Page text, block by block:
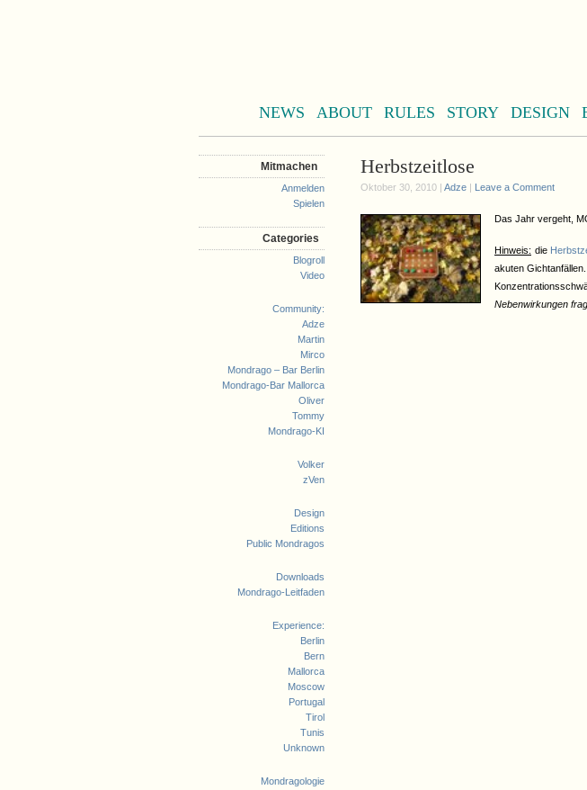
NEWS ABOUT RULES STORY DESIGN
Mitmachen
Anmelden
Spielen
Categories
Blogroll
Video
Community:
Adze
Martin
Mirco
Mondrago – Bar Berlin
Mondrago-Bar Mallorca
Oliver
Tommy
Mondrago-KI
Volker
zVen
Design
Editions
Public Mondragos
Downloads
Mondrago-Leitfaden
Experience:
Berlin
Bern
Mallorca
Moscow
Portugal
Tirol
Tunis
Unknown
Mondragologie
Herbstzeitlose
Oktober 30, 2010 | Adze | Leave a Comment
Das Jahr vergeht,
Hinweis: die
akuten
Nebenwirkungen